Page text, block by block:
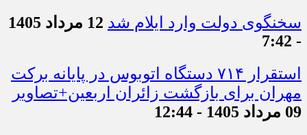
سخنگوی دولت وارد ایلام شد
12 مرداد 1405
- 7:42
استقرار ۷۱۴ دستگاه اتوبوس در پایانه برکت
مهران برای بازگشت زائران اربعین+تصاویر
09 مرداد 1405 - 12:44